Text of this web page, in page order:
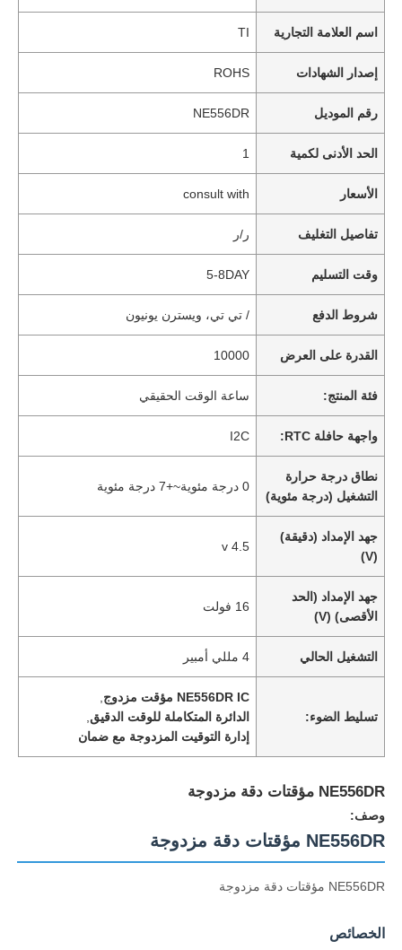
اسم العلامة التجارية TI
إصدار الشهادات ROHS
رقم الموديل NE556DR
الحد الأدنى لكمية 1
الأسعار consult with
تفاصيل التغليف ر/ر
وقت التسليم 5-8DAY
شروط الدفع / تي تي، ويسترن يونيون
القدرة على العرض 10000
فئة المنتج: ساعة الوقت الحقيقي
واجهة حافلة RTC: I2C
نطاق درجة حرارة
التشغيل (درجة مئوية)
0 درجة مئوية~+7 درجة مئوية
جهد الإمداد (دقيقة)
(V)
4.5 v
جهد الإمداد (الحد
الأقصى) (V)
16 فولت
التشغيل الحالي 4 مللي أمبير
تسليط الضوء:
NE556DR IC مؤقت مزدوج
الدائرة المتكاملة للوقت الدقيق
إدارة التوقيت المزدوجة مع ضمان
NE556DR مؤقتات دقة مزدوجة
وصف:
NE556DR مؤقتات دقة مزدوجة
NE556DR مؤقتات دقة مزدوجة
الخصائص